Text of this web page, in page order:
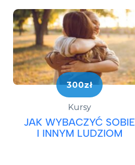
300zł
Kursy
JAK WYBACZYĆ SOBIE
I INNYM LUDZIOM